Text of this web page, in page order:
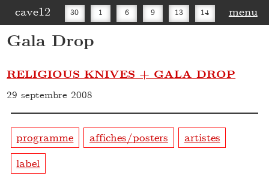
cave12 30 1 6 9 13 14 menu
Gala Drop
RELIGIOUS KNIVES + GALA DROP
29 septembre 2008
programme affiches/posters
artistes
label